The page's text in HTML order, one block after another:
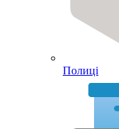
Полиці